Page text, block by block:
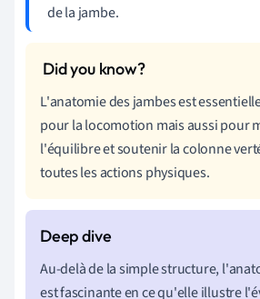
de la jambe.
L'anatomie des jambes est
pour la locomotion mais aussi pour
l'équilibre et soutenir la colonne
toutes les actions physiques.
Au-delà de la simple structure,
est fascinante en ce qu'elle illustre